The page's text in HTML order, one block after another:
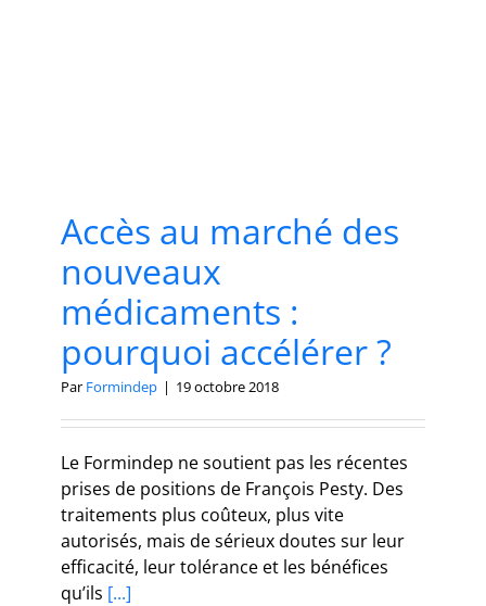
Accès au marché des
nouveaux
médicaments :
pourquoi accélérer ?
Par Formindep | 19 octobre 2018
Le Formindep ne soutient pas les récentes
prises de positions de François Pesty. Des
traitements plus coûteux, plus vite
autorisés, mais de sérieux doutes sur leur
efficacité, leur tolérance et les bénéfices
qu’ils [...]